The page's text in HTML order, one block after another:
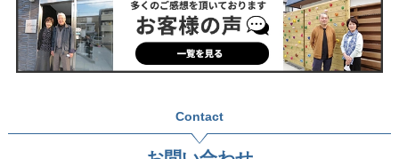
Contact